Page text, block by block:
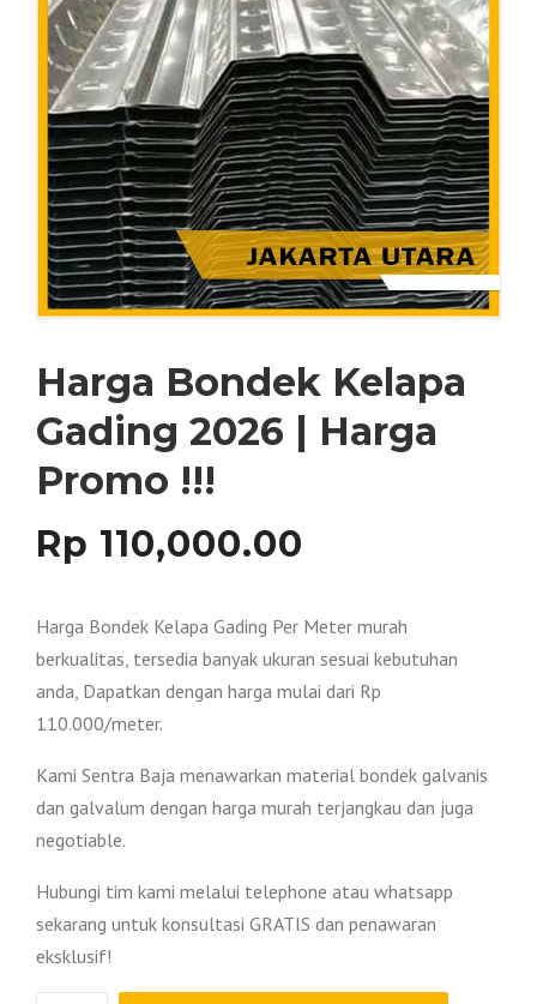
Harga Bondek Kelapa
Gading 2026 | Harga
Promo !!!
Rp 110,000.00
Harga Bondek Kelapa Gading Per Meter murah
berkualitas, tersedia banyak ukuran sesuai kebutuhan
anda, Dapatkan dengan harga mulai dari Rp
110.000/meter.
Kami Sentra Baja menawarkan material bondek galvanis
dan galvalum dengan harga murah terjangkau dan juga
negotiable.
Hubungi tim kami melalui telephone atau whatsapp
sekarang untuk konsultasi GRATIS dan penawaran
eksklusif!